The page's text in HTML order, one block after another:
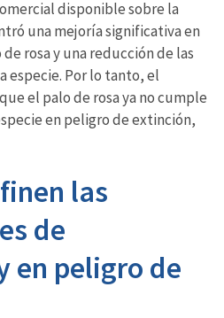
disponible sobre la
una mejoría significativa en
rosa y una reducción de las
especie. Por lo tanto, el
el palo de rosa ya no cumple
en peligro de extinción,
las
de
en peligro de